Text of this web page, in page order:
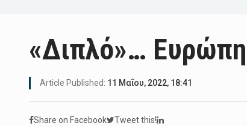
«Διπλό»…
Article Published: 11 Μαΐου, 2022, 18:41
Share on Facebook Tweet this!